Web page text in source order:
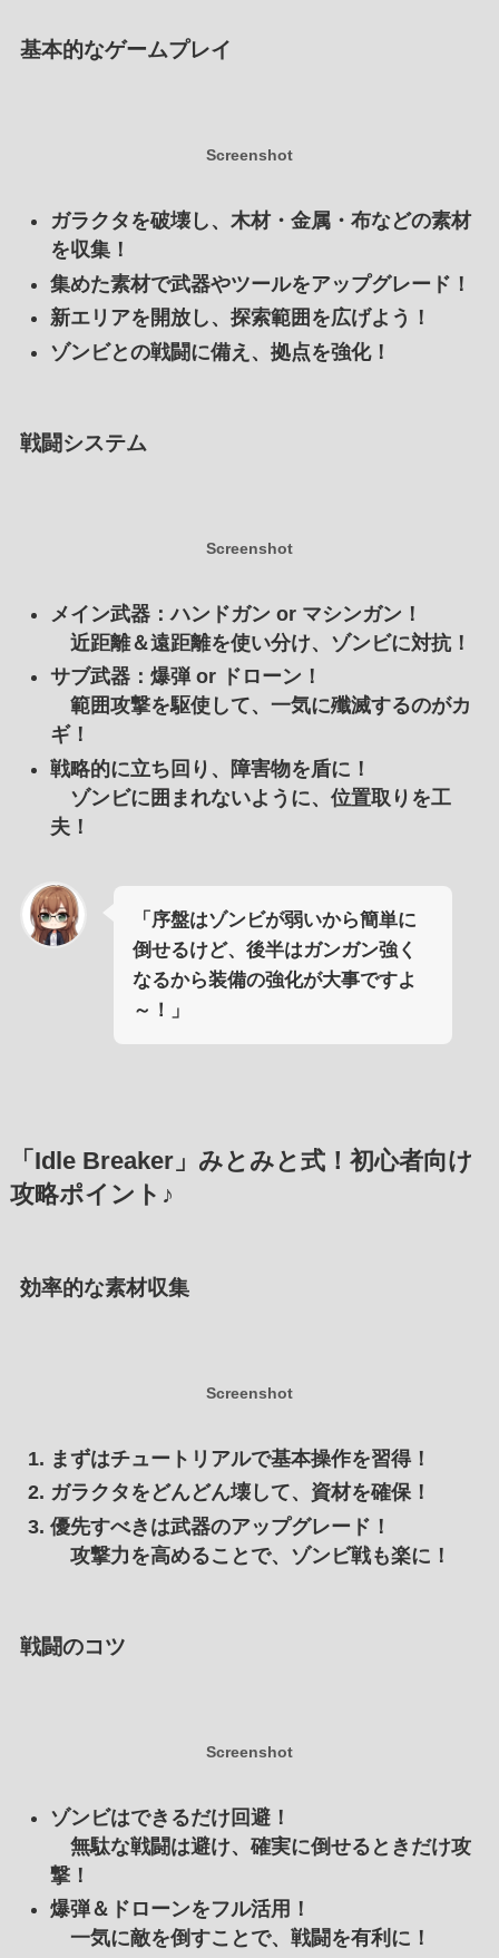
基本的なゲームプレイ
Screenshot
ガラクタを破壊し、木材・金属・布などの素材
を収集！
集めた素材で武器やツールをアップグレード！
新エリアを開放し、探索範囲を広げよう！
ゾンビとの戦闘に備え、拠点を強化！
戦闘システム
Screenshot
メイン武器：ハンドガン or マシンガン！
近距離＆遠距離を使い分け、ゾンビに対抗！
サブ武器：爆弾 or ドローン！
範囲攻撃を駆使して、一気に殲滅するのがカ
ギ！
戦略的に立ち回り、障害物を盾に！
ゾンビに囲まれないように、位置取りを工
夫！
「序盤はゾンビが弱いから簡単に
倒せるけど、後半はガンガン強く
なるから装備の強化が大事ですよ
～！」
「Idle Breaker」みとみと式！初心者向け
攻略ポイント♪
効率的な素材収集
Screenshot
まずはチュートリアルで基本操作を習得！
ガラクタをどんどん壊して、資材を確保！
優先すべきは武器のアップグレード！
攻撃力を高めることで、ゾンビ戦も楽に！
戦闘のコツ
Screenshot
ゾンビはできるだけ回避！
無駄な戦闘は避け、確実に倒せるときだけ攻
撃！
爆弾＆ドローンをフル活用！
一気に敵を倒すことで、戦闘を有利に！